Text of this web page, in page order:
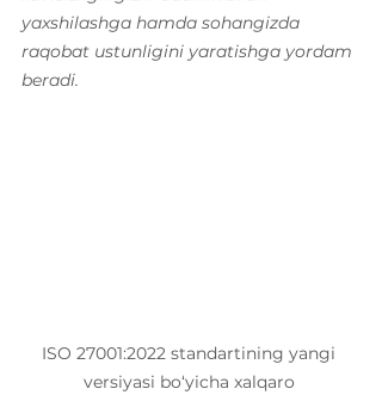
yaxshilashga hamda sohangizda
raqobat ustunligini yaratishga yordam
beradi.
ISO 27001:2022 standartining yangi
versiyasi bo‘yicha xalqaro